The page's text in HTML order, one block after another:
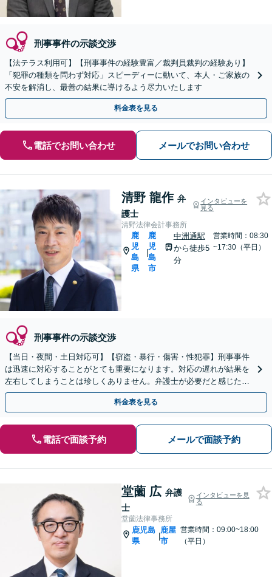
刑事事件の示談交渉
【法テラス利用可】【刑事事件の経験豊富／裁判員裁判の経験あり】
「犯罪の種類を問わず対応」スピーディーに動いて、本人・ご家族の
不安を解消し、最善の結果に導けるよう尽力いたします
料金表を見る
電話でお問い合わせ メールでお問い合わせ
清野 龍作 弁
護士
インタビューを
見る
清野法律会計事務所
鹿
児
島
県
|
鹿
児
島
市
中洲通駅
から徒歩5
分
営業時間：08:30
~17:30（平日）
刑事事件の示談交渉
【当日・夜間・土日対応可】【窃盗・暴行・傷害・性犯罪】刑事事件
は迅速に対応することがとても重要になります。対応の遅れが結果を
左右してしまうことは珍しくありません。弁護士が必要だと感じたら
すぐにご連絡ください。
料金表を見る
電話で面談予約 メールで面談予約
堂薗 広 弁護
士
インタビューを見
る
堂薗法律事務所
鹿児島
県
|
鹿屋
市
営業時間：09:00~18:00
（平日）